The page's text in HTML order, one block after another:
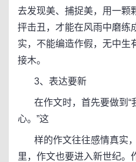
去发现美、捕捉美，用一颗
抨击丑，才能在风雨中磨练
实，不能编造作假，无中生
接木。
3、表达要新
在作文时，首先要做到“
心。”这
样的作文往往感情真实
里，作文也要进入新世纪。